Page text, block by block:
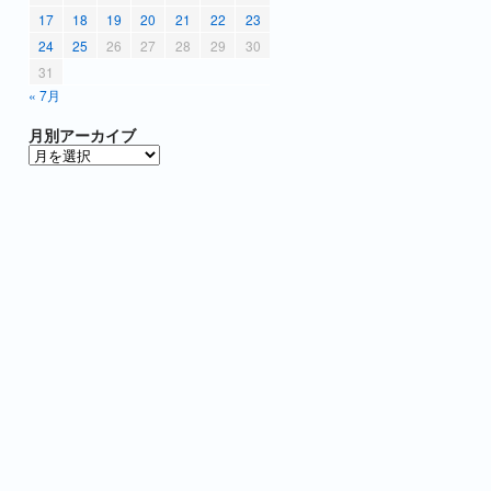
« 7月
17
18 19 20 21 22
23
24
25 26 27 28 29
30
31
月別アーカイブ